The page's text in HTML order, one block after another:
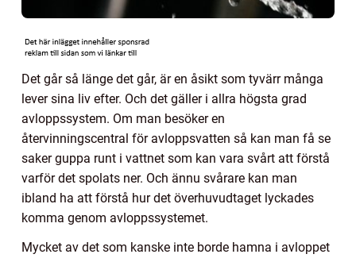
Det går så länge det går, är en åsikt som tyvärr många
lever sina liv efter. Och det gäller i allra högsta grad
avloppssystem. Om man besöker en
återvinningscentral för avloppsvatten så kan man få se
saker guppa runt i vattnet som kan vara svårt att förstå
varför det spolats ner. Och ännu svårare kan man
ibland ha att förstå hur det överhuvudtaget lyckades
komma genom avloppssystemet.
Mycket av det som kanske inte borde hamna i avloppet